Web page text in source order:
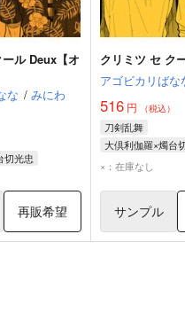
ル Deux【オ
な / みにわ
切光忠
再販希望
クリミツ セ ク
アゴビカリばな
516円 （税込）
刀剣乱舞
大倶利伽羅×燭台
大倶利伽羅
×：在庫なし
サンプル